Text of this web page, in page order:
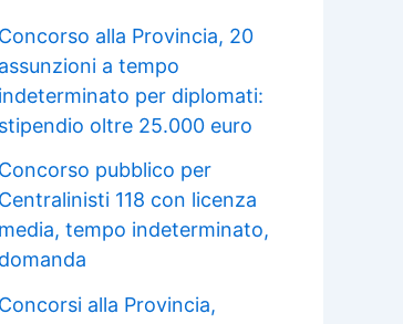
Concorso alla Provincia, 20
assunzioni a tempo
indeterminato per diplomati:
stipendio oltre 25.000 euro
Concorso pubblico per
Centralinisti 118 con licenza
media, tempo indeterminato,
domanda
Concorsi alla Provincia,